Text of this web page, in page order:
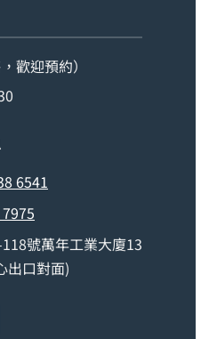
歡迎預約）
6541
號萬年工業大廈13
出口對面)